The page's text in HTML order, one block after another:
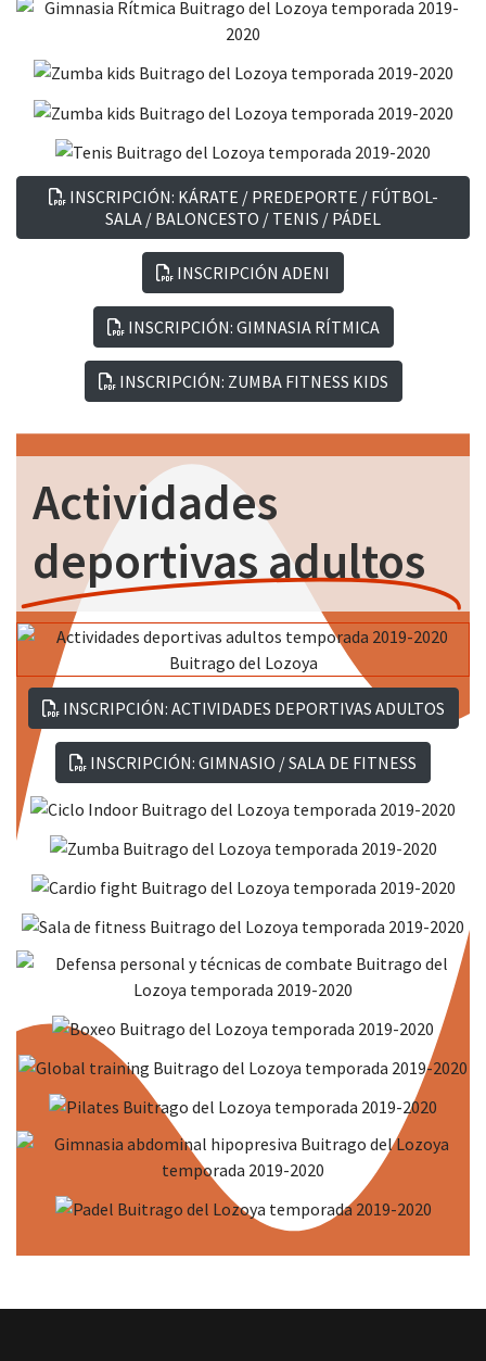
INSCRIPCIÓN: KÁRATE / PREDEPORTE / FÚTBOL-
SALA / BALONCESTO / TENIS / PÁDEL
INSCRIPCIÓN ADENI
INSCRIPCIÓN: GIMNASIA RÍTMICA
INSCRIPCIÓN: ZUMBA FITNESS KIDS
Actividades
deportivas adultos
INSCRIPCIÓN: ACTIVIDADES DEPORTIVAS ADULTOS
INSCRIPCIÓN: GIMNASIO / SALA DE FITNESS